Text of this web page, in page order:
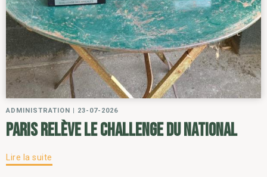
ADMINISTRATION | 23-07-2026
Paris relève le challenge du National
Lire la suite